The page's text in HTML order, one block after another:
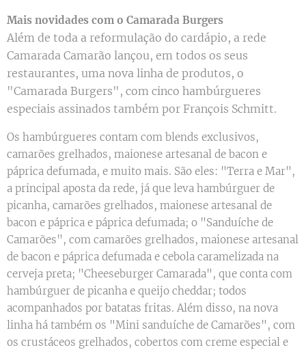
Mais novidades com o Camarada Burgers
Além de toda a reformulação do cardápio, a rede
Camarada Camarão lançou, em todos os seus
restaurantes, uma nova linha de produtos, o
"Camarada Burgers", com cinco hambúrgueres
especiais assinados também por François Schmitt.
Os hambúrgueres contam com blends exclusivos,
camarões grelhados, maionese artesanal de bacon e
páprica defumada, e muito mais. São eles: "Terra e Mar",
a principal aposta da rede, já que leva hambúrguer de
picanha, camarões grelhados, maionese artesanal de
bacon e páprica e páprica defumada; o "Sanduíche de
Camarões", com camarões grelhados, maionese artesanal
de bacon e páprica defumada e cebola caramelizada na
cerveja preta; "Cheeseburger Camarada", que conta com
hambúrguer de picanha e queijo cheddar; todos
acompanhados por batatas fritas. Além disso, na nova
linha há também os "Mini sanduíche de Camarões", com
os crustáceos grelhados, cobertos com creme especial e